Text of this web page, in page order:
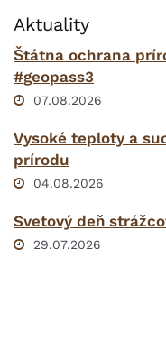
Aktuality
Štátna ochrana
#geopass3
07.08.2026
Vysoké teploty a
prírodu
04.08.2026
Svetový deň
29.07.2026